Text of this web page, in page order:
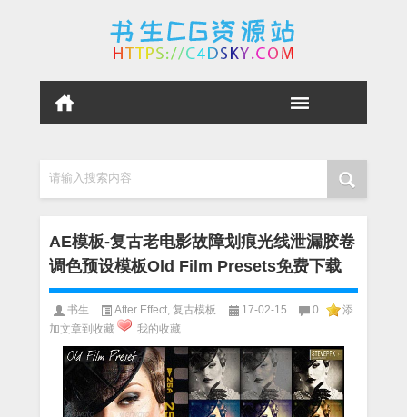
请输入搜索内容
AE模板-复古老电影故障划痕光线泄漏胶卷
调色预设模板Old Film Presets免费下载
书生 After Effect 复古模板 17-02-15 0
添
加文章到收藏
我的收藏